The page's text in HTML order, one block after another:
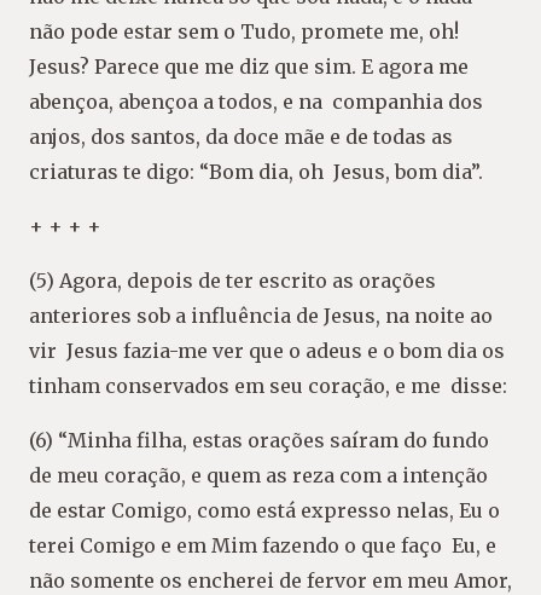
não pode estar sem o Tudo, promete me, oh!
Jesus? Parece que me diz que sim. E agora me
abençoa, abençoa a todos, e na companhia dos
anjos, dos santos, da doce mãe e de todas as
criaturas te digo: “Bom dia, oh Jesus, bom dia”.
+ + + +
(5) Agora, depois de ter escrito as orações
anteriores sob a influência de Jesus, na noite ao
vir Jesus fazia-me ver que o adeus e o bom dia os
tinham conservados em seu coração, e me disse:
(6) “Minha filha, estas orações saíram do fundo
de meu coração, e quem as reza com a intenção
de estar Comigo, como está expresso nelas, Eu o
terei Comigo e em Mim fazendo o que faço Eu, e
não somente os encherei de fervor em meu Amor,